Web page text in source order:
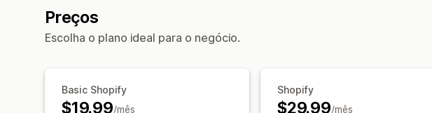
Preços
Escolha o plano ideal para o negócio.
Basic Shopify
$19.99/mês
Shopify
$29.99/mês